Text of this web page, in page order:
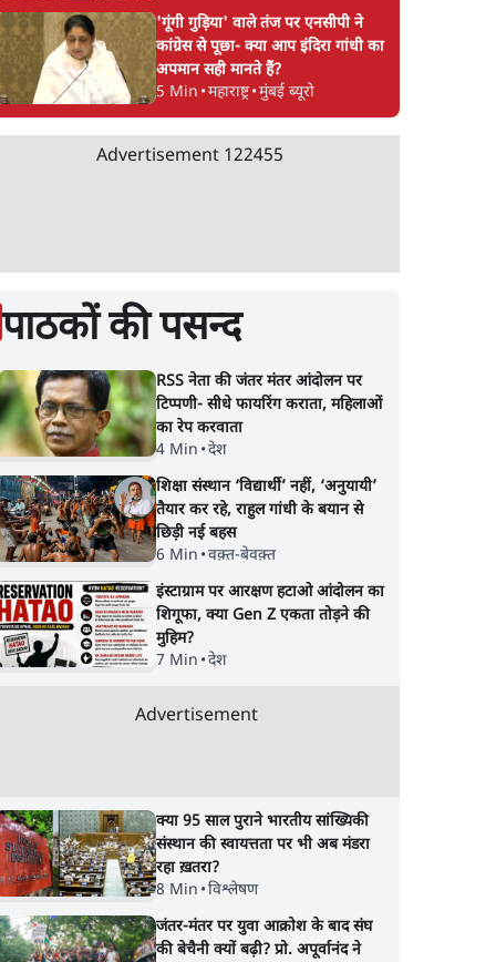
'गूंगी गुड़िया' वाले तंज पर एनसीपी ने
कांग्रेस से पूछा- क्या आप इंदिरा गांधी का
अपमान सही मानते हैं?
5 Min •महाराष्ट्र•मुंबई ब्यूरो
Advertisement 122455
पाठकों की पसन्द
RSS नेता की जंतर मंतर आंदोलन पर
टिप्पणी- सीधे फायरिंग कराता, महिलाओं
का रेप करवाता
4 Min •देश
शिक्षा संस्थान ‘विद्यार्थी’ नहीं, ‘अनुयायी’
तैयार कर रहे, राहुल गांधी के बयान से
छिड़ी नई बहस
6 Min •वक़्त-बेवक़्त
इंस्टाग्राम पर आरक्षण हटाओ आंदोलन का
शिगूफा, क्या Gen Z एकता तोड़ने की
मुहिम?
7 Min •देश
Advertisement
क्या 95 साल पुराने भारतीय सांख्यिकी
संस्थान की स्वायत्तता पर भी अब मंडरा
रहा ख़तरा?
8 Min •विश्लेषण
जंतर-मंतर पर युवा आक्रोश के बाद संघ
की बेचैनी क्यों बढ़ी? प्रो. अपूर्वानंद ने